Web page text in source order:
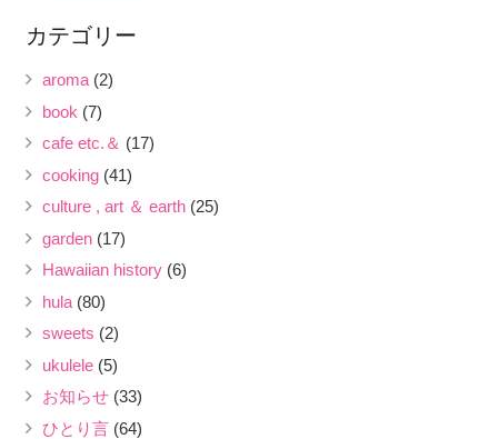
カテゴリー
aroma(2)
book (7)
cafe etc.＆ (17)
cooking(41)
culture , art ＆ earth(25)
garden(17)
Hawaiian history(6)
hula(80)
sweets (2)
ukulele(5)
お知らせ(33)
ひとり言(64)